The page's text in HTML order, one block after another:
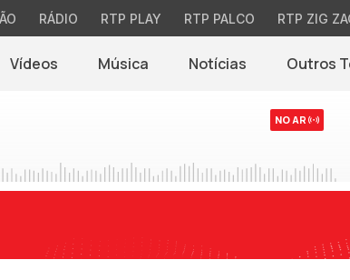
RÁDIO RTP PLAY RTP PALCO RTP ZIG
Vídeos Música Notícias(abre em nova
Outros
NO AR